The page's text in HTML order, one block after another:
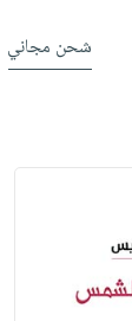
شحن مجاني